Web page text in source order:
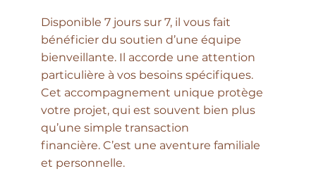
Disponible 7 jours sur 7, il vous fait
bénéficier du soutien d’une équipe
bienveillante. Il accorde une attention
particulière à vos besoins spécifiques.
Cet accompagnement unique protège
votre projet, qui est souvent bien plus
qu’une simple transaction
financière. C’est une aventure familiale
et personnelle.